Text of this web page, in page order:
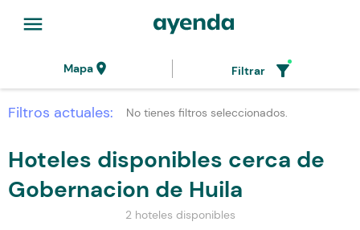
menu
Mapalocation_on Filtrar filter_alt
Filtros actuales: No tienes filtros seleccionados.
Hoteles disponibles cerca de
Gobernacion de Huila
2 hoteles disponibles